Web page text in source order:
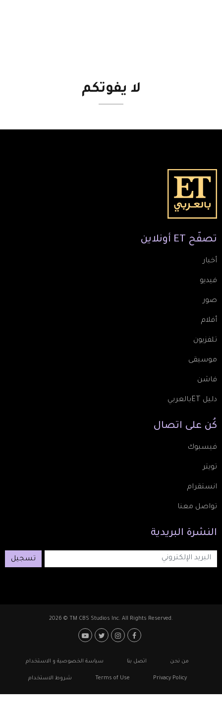
لا يفوتكم
تصفّح ET أونلاين
أخبار
فيديو
صور
أفلام
تلفزيون
موسيقى
فاشن
دليل ETبالعربي
كُن على اتصال
فيسبوك
تويتر
انستقرام
تواصل معنا
النشرة البريدية
تسجيل
2026 © TM CBS Studios Inc. All Rights Reserved.
Footer: Social Media
من نحن اتصل بنا سياسة الخصوصية و الاستخدام
Privacy Policy
Terms of Use شروط الاستخدام